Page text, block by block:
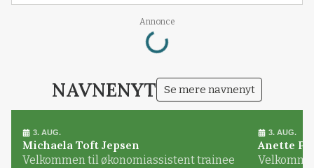
Annonce
Loading...
NAVNENYT Se mere navnenyt
3. AUG.
Michaela Toft Jepsen
Velkommen til økonomiassistent trainee
3. AUG.
Anette